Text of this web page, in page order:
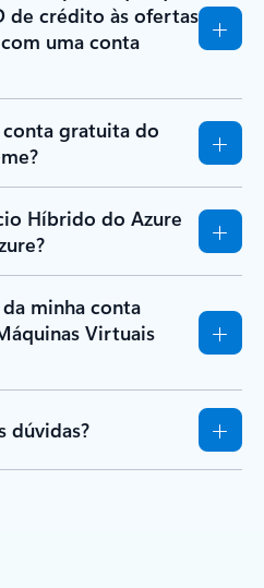
de crédito às ofertas
uma conta
gratuita do
Híbrido do Azure
minha conta
Virtuais
dúvidas?